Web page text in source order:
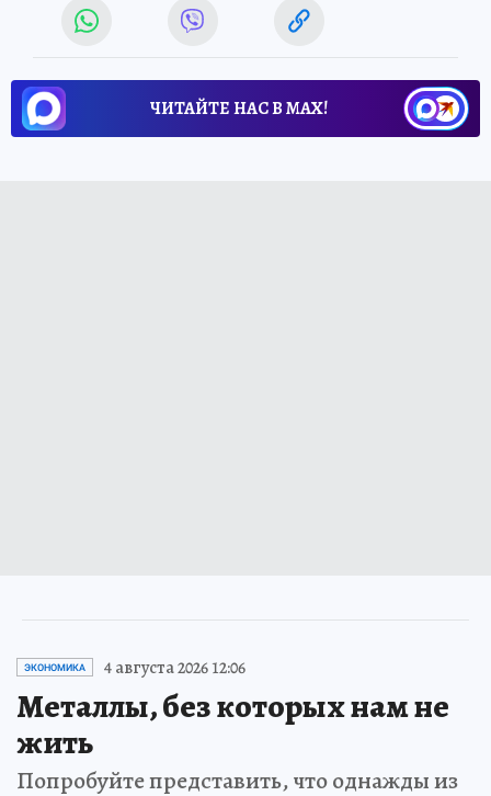
ЧИТАЙТЕ НАС В МАХ!
ЭКОНОМИКА 4 августа 2026 12:06
Металлы, без которых нам не
жить
Попробуйте представить, что однажды из